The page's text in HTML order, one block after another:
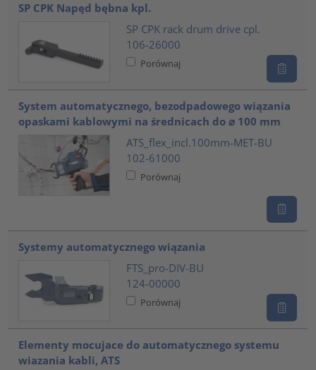
SP CPK Napęd bębna kpl.
SP CPK rack drum drive cpl.
106-26000
Porównaj
System automatycznego, bezodpadowego wiązania
opaskami kablowymi na średnicach do ⌀ 100 mm
ATS_flex_incl.100mm-MET-BU
102-61000
Porównaj
Systemy automatycznego wiązania
FTS_pro-DIV-BU
124-00000
Porównaj
Elementy mocujace do automatycznego systemu
wiazania kabli, ATS